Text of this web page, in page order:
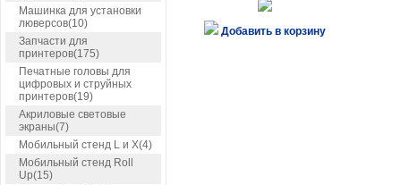
Машинка для установки
люверсов(10)
Запчасти для
принтеров(175)
Печатные головы для
цифровых и струйных
принтеров(19)
Акриловые световые
экраны(7)
Мобильный стенд L и X(4)
Мобильный стенд Roll
Up(15)
Добавить в корзину